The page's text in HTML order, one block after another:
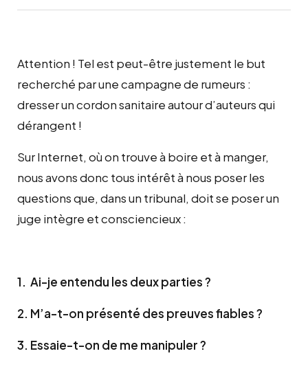
Attention ! Tel est peut-être justement le but
recherché par une campagne de rumeurs :
dresser un cordon sanitaire autour d’auteurs qui
dérangent !
Sur Internet, où on trouve à boire et à manger,
nous avons donc tous intérêt à nous poser les
questions que, dans un tribunal, doit se poser un
juge intègre et consciencieux :
1. Ai-je entendu les deux parties ?
2. M’a-t-on présenté des preuves fiables ?
3. Essaie-t-on de me manipuler ?